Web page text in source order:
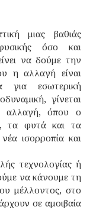
μιας βαθιάς
όσο και
να δούμε την
η αλλαγή είναι
για εσωτερική
γίνεται
αλλαγή, όπου ο
τα φυτά και τα
ισορροπία και
τεχνολογίας ή
να κάνουμε τη
μέλλοντος, στο
σε αμοιβαία